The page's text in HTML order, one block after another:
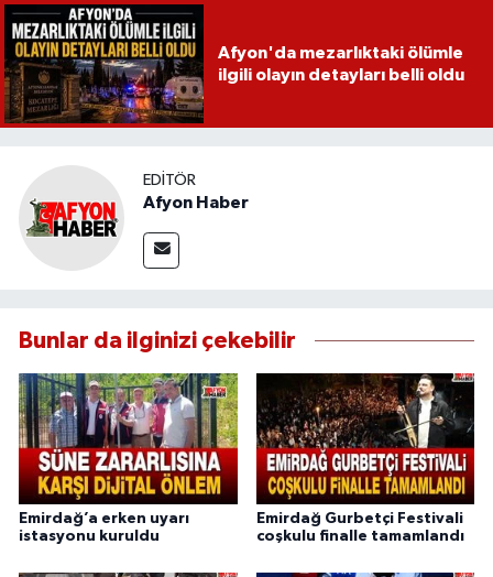
Afyon'da mezarlıktaki ölümle
ilgili olayın detayları belli oldu
EDITÖR
Afyon Haber
Bunlar da ilginizi çekebilir
Emirdağ’a erken uyarı
istasyonu kuruldu
Emirdağ Gurbetçi Festivali
coşkulu finalle tamamlandı